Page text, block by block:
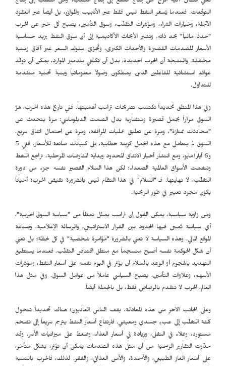
التوقعات. فعندما يُسعَّر النفط ليس فقط عبر الأنابيب والموانئ، بل أيضاً عبر العقود
الآجلة، وخيارات الشراء، ومؤشرات التقلّب، وسوق التأمين، يصبح كل خبر عن الحرب
"حدثًا مالياً" بحد ذاته. وتشير الأبحاث الأكاديمية إلى أن سوق النفط يزيد حساسية
الأسعار للصدمات القصيرة والأحداث الكبرى، وتُجزّئ سلوك السعر عبر آفاق زمنية
مختلفة. والنتيجة أن الحرب الجديدة، بدل أن تكتفي بتدمير الموارد، يمكن أن تولّد
عوائد استثنائية للفاعلين الذين يمتلكون وصولاً معلوماتياً وبنيةً تحتية متقدمة
للتداول.
وفي هذا المنطق تحديداً تكتسب تصريحات ترامب أهميتها. ففي تاريخ هذه الحرب، هزّ
السوق مراراً بجمل قصيرة ومتضاربة بدل الصمت الدبلوماسي: مرةً يتحدث عن
"محادثات ممتازة"، ومرة عن تعليق عمليات المرافقة، ومرة عن احتمال اتفاق سريع.
السوق لم يتعامل مع هذه الجمل كزينة خطابية، بل كبيانات صانعة للأسعار. ففي 5
و6 أيار/مايو، ومع انتشار أخبار الاتفاق المحدود وبداية المفاوضات المرحلية، تراجع النفط
وتنفسّت الأسواق العالمية الصعداء؛ لكن هذا السلام القصير نفسه جزء من دورة
التقلّب، لا نهايتها. فـ "السلام" في هذا النظام ليس بالضرورة نقيض الحرب؛ أحياناً
يكون مجرد تغيير في طور الربحية.
ومن زاوية سياسية، يمكن القول إن ترامب يمثّل نمطاً من "سياسة السوق الحربية"،
أي سياسة تُمحى فيها الحدود بين القرار الاستراتيجي، والرسالة الإعلامية، وصناعة
الموقع المالي. وهذه السياسة لا تعني بالضرورة "مؤامرة شخصية" في كل لحظة؛ بل تعني
أن شكل الحوكمة نفسه أصبح منسجماً مع منطق اقتناص التقلّب. فعندما يستطيع
التهديد بالهجوم أو الوعد بالسلام أن يؤثر في اليوم نفسه على أسعار النفط، ومؤشرات
الأسهم، وعلاوات التأمين، يصبح السياسي عاملاً من عوامل السوق. وفي مثل هذا
العالم، الحرب لا تتقدم بالرصاص فقط، بل بالجملة أيضاً.
وعلى الجانب الآخر من هذه المعادلة، يقف الناس العاديون؛ هناك تحديداً تتحول
كلفة التقلّب إلى عبءٍ جسدي ومعيشي. فارتفاع أسعار النفط يترجم سريعاً إلى تضخم
مستورد، وغلاء في النقل، وزيادة في أسعار الغذاء، وضغط على ميزانيات الأسر. وقد
حذّرت التقارير الرسمية من أن مثل هذه الصدمات يمكن أن تؤثر، بشكل متأخر،
على أسعار الغاز الطبيعي، والأسمدة، والأمن الغذائي، والفقر. لذلك، فالحرب بالنسبة